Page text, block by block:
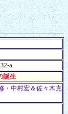
a
誕生
・中村宏＆佐々木克